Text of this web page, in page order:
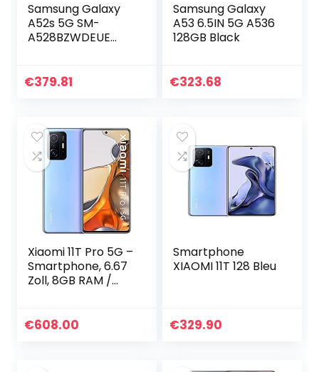
Samsung Galaxy
A52s 5G SM-
A528BZWDEUE
SIM Hybride
Blanc
€379.81
Samsung Galaxy
A53 6.5IN 5G A536
128GB Black
€323.68
Xiaomi 11T Pro 5G –
Smartphone, 6.67
Zoll, 8GB RAM /
(Celestial Blue)
€608.00
Smartphone
XIAOMI 11T 128 Bleu
€329.90